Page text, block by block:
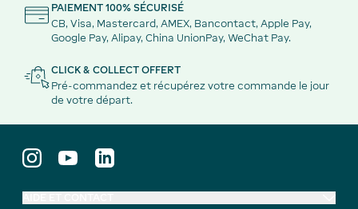
PAIEMENT 100% SÉCURISÉ
CB, Visa, Mastercard, AMEX, Bancontact, Apple Pay,
Google Pay, Alipay, China UnionPay, WeChat Pay.
CLICK & COLLECT OFFERT
Pré-commandez et récupérez votre commande le jour
de votre départ.